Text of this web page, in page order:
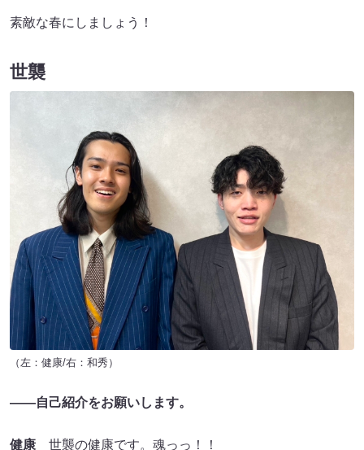
素敵な春にしましょう！
世襲
（左：健康/右：和秀）
――自己紹介をお願いします。
健康 世襲の健康です。魂っっ！！